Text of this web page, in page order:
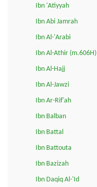
Ibn 'Atiyyah
Ibn Abi Jamrah
Ibn Al-'Arabi
Ibn Al-Athir (m.606H)
Ibn Al-Hajj
Ibn Al-Jawzi
Ibn Ar-Rif'ah
Ibn Balban
Ibn Battal
Ibn Battouta
Ibn Bazizah
Ibn Daqiq Al-'Id